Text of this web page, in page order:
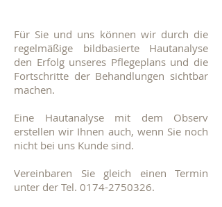
Für Sie und uns können wir durch die
regelmäßige bildbasierte Hautanalyse
den Erfolg unseres Pflegeplans und die
Fortschritte der Behandlungen sichtbar
machen.
Eine Hautanalyse mit dem Observ
erstellen wir Ihnen auch, wenn Sie noch
nicht bei uns Kunde sind.
Vereinbaren Sie gleich einen Termin
unter der Tel. 0174-2750326.